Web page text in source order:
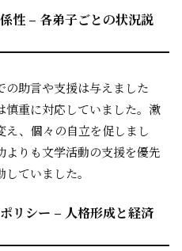
性 – 各弟子ごとの状況説
の助言や支援は与えました
慎重に対応していました。漱
、個々の自立を促しまし
りも文学活動の支援を優先
ていました。
リシー – 人格形成と経済